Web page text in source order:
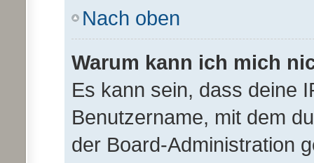
Nach oben
Warum kann ich mich
Es kann sein, dass deine
Benutzername, mit dem
der Board-Administration